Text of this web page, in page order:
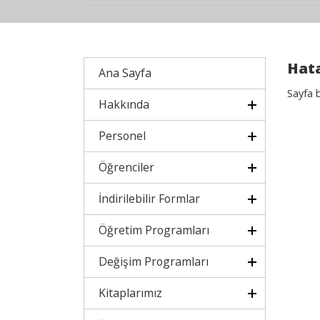
Ana Sayfa
Hakkında
Personel
Öğrenciler
İndirilebilir Formlar
Öğretim Programları
Değişim Programları
Kitaplarımız
Sayfa